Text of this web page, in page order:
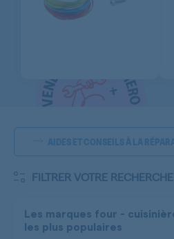
AIDES ET CONSEILS À LA
FILTRER VOTRE RECHERCHE
Les marques four -
les plus populaires